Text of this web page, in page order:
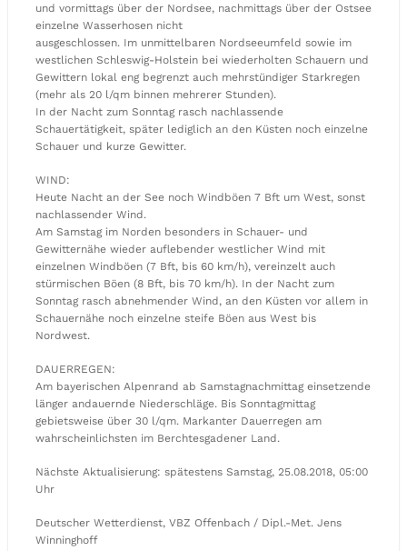
und vormittags über der Nordsee, nachmittags über der Ostsee
einzelne Wasserhosen nicht
ausgeschlossen. Im unmittelbaren Nordseeumfeld sowie im
westlichen Schleswig-Holstein bei wiederholten Schauern und
Gewittern lokal eng begrenzt auch mehrstündiger Starkregen
(mehr als 20 l/qm binnen mehrerer Stunden).
In der Nacht zum Sonntag rasch nachlassende
Schauertätigkeit, später lediglich an den Küsten noch einzelne
Schauer und kurze Gewitter.
WIND:
Heute Nacht an der See noch Windböen 7 Bft um West, sonst
nachlassender Wind.
Am Samstag im Norden besonders in Schauer- und
Gewitternähe wieder auflebender westlicher Wind mit
einzelnen Windböen (7 Bft, bis 60 km/h), vereinzelt auch
stürmischen Böen (8 Bft, bis 70 km/h). In der Nacht zum
Sonntag rasch abnehmender Wind, an den Küsten vor allem in
Schauernähe noch einzelne steife Böen aus West bis
Nordwest.
DAUERREGEN:
Am bayerischen Alpenrand ab Samstagnachmittag einsetzende
länger andauernde Niederschläge. Bis Sonntagmittag
gebietsweise über 30 l/qm. Markanter Dauerregen am
wahrscheinlichsten im Berchtesgadener Land.
Nächste Aktualisierung: spätestens Samstag, 25.08.2018, 05:00
Uhr
Deutscher Wetterdienst, VBZ Offenbach / Dipl.-Met. Jens
Winninghoff